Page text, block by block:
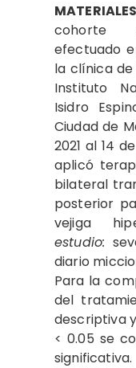
MATERIALES
cohorte
efectuado
la clínica
Instituto
Isidro
Ciudad de
2021 al 14
aplicó
bilateral
posterior
vejiga
estudio:
diario
Para la
del
descriptiva
< 0.05 se
significativa.